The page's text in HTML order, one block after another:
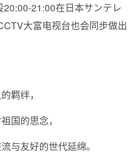
20:00-21:00在日本サンテレ
大富电视台也会同步做出
羁绊，
国的思念，
与友好的世代延绵。